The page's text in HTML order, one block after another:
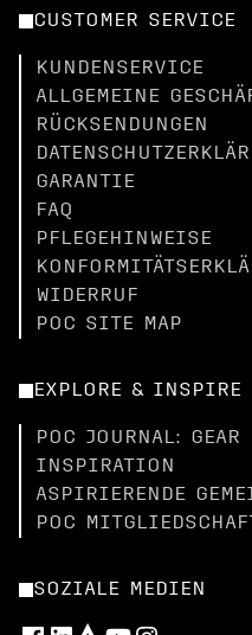
CUSTOMER SERVICE
KUNDENSERVICE
ALLGEMEINE
RÜCKSENDUNGEN
GARANTIE
FAQ
PFLEGEHINWEISE
WIDERRUF
POC SITE MAP
EXPLORE & INSPIRE
POC JOURNAL:
INSPIRATION
ASPIRIERENDE
POC MITGLIEDSCHAFT
SOZIALE MEDIEN